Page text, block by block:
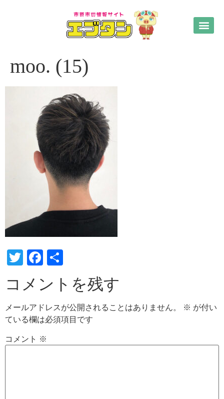
moo. (15)
TwitterFacebook
有
コメントを残す
メールアドレスが公開されることはありません。 ※ が付い
ている欄は必須項目です
コメント ※